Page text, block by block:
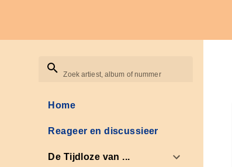
Zoek artiest, album of nummer
Home
Reageer en discussieer
De Tijdloze van ...